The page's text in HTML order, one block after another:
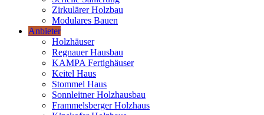
Zirkulärer Holzbau
Modulares Bauen
Anbieter
Holzhäuser
Regnauer Hausbau
KAMPA Fertighäuser
Keitel Haus
Stommel Haus
Sonnleitner Holzhausbau
Frammelsberger Holzhaus